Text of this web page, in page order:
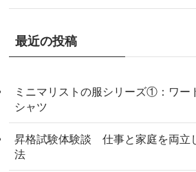
最近の投稿
ミニマリストの服シリーズ①：ワー
シャツ
昇格試験体験談 仕事と家庭を両立
法